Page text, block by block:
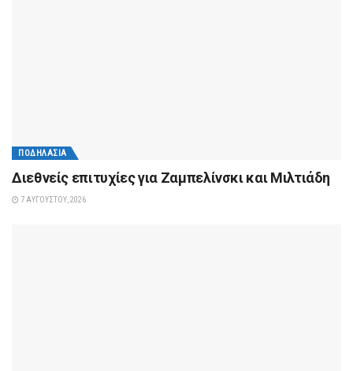
ΠΟΔΗΛΑΣΊΑ
Διεθνείς επιτυχίες για Ζαμπελίνσκι και Μιλτιάδη
7 ΑΥΓΟΎΣΤΟΥ, 2026